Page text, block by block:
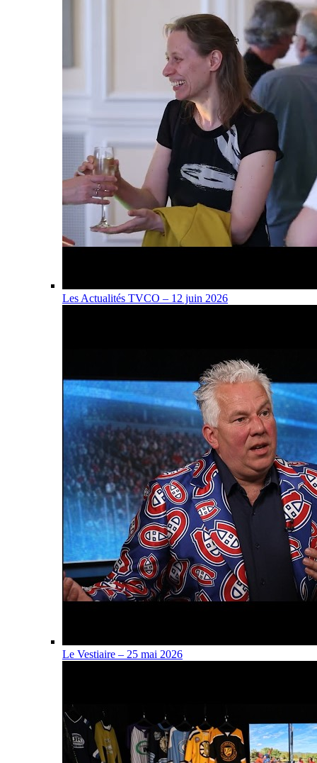
Les Actualités TVCO – 12 juin 2026
Le Vestiaire – 25 mai 2026